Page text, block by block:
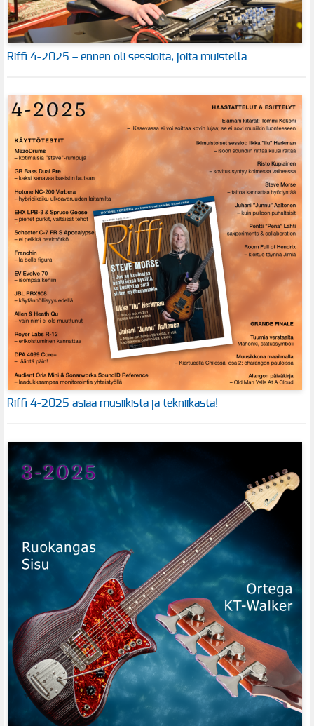
Riffi 4-2025 – ennen oli sessioita, joita muistella…
Riffi 4-2025 asiaa musiikista ja tekniikasta!